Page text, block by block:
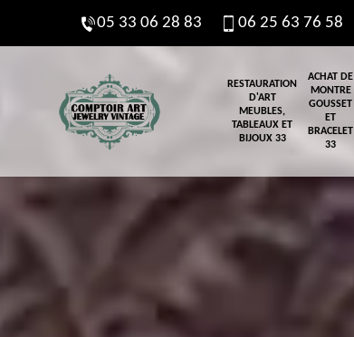
05 33 06 28 83 06 25 63 76 58
RESTAURATION
D'ART
MEUBLES,
TABLEAUX ET
BIJOUX 33
ACHAT DE
MONTRE
GOUSSET
ET
BRACELET
33